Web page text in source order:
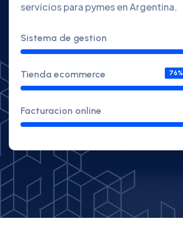
servicios para pymes en Argentina.
Sistema de gestion
Tienda ecommerce 76%
Facturacion online